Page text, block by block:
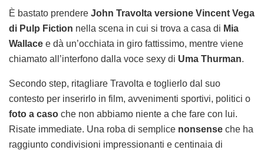
È bastato prendere John Travolta versione Vincent Vega
di Pulp Fiction nella scena in cui si trova a casa di Mia
Wallace e dà un’occhiata in giro fattissimo, mentre viene
chiamato all’interfono dalla voce sexy di Uma Thurman.
Secondo step, ritagliare Travolta e toglierlo dal suo
contesto per inserirlo in film, avvenimenti sportivi, politici o
foto a caso che non abbiamo niente a che fare con lui.
Risate immediate. Una roba di semplice nonsense che ha
raggiunto condivisioni impressionanti e centinaia di